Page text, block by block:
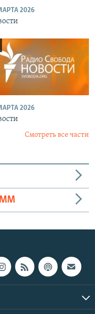
2026
2026
Смотреть все части